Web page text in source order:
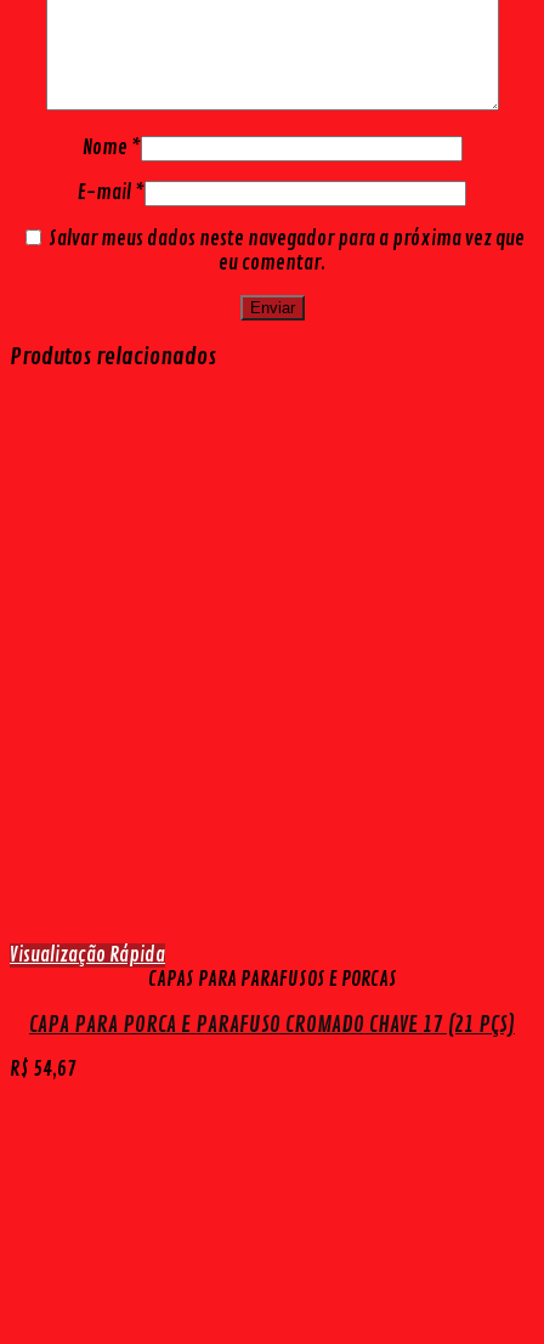
Nome *
E-mail *
Salvar meus dados neste navegador para a próxima vez que
eu comentar.
Produtos relacionados
Visualização Rápida
CAPAS PARA PARAFUSOS E PORCAS
CAPA PARA PORCA E PARAFUSO CROMADO CHAVE 17 (21 PÇS)
R$ 54,67